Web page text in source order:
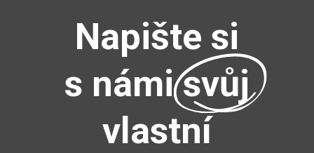
Napište si
s námisvůj
vlastní